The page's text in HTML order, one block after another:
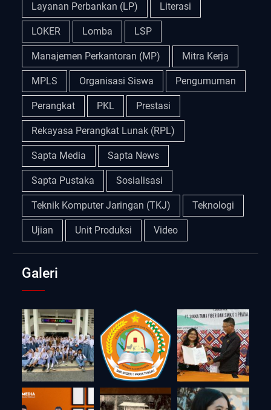
Layanan Perbankan (LP) Literasi
LOKER Lomba LSP
Manajemen Perkantoran (MP) Mitra Kerja
MPLS Organisasi Siswa Pengumuman
Perangkat PKL Prestasi
Rekayasa Perangkat Lunak (RPL)
Sapta Media Sapta News
Sapta Pustaka Sosialisasi
Teknik Komputer Jaringan (TKJ) Teknologi
Ujian Unit Produksi Video
Galeri